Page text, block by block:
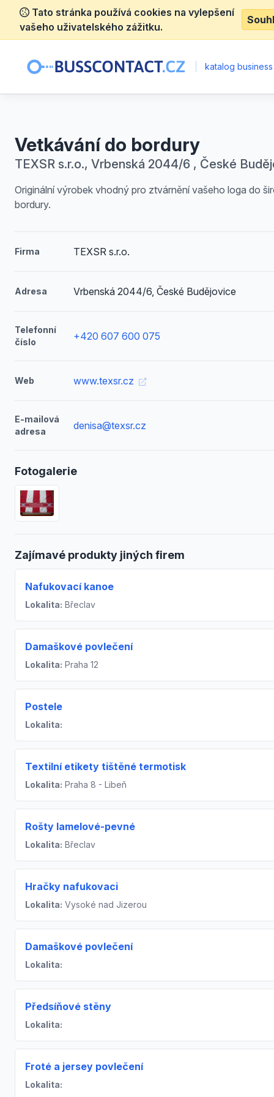
Tato stránka používá cookies na vylepšení
vašeho uživatelského zážitku.
katalog
Vetkávání do bordury
TEXSR s.r.o., Vrbenská 2044/6 , České
Originální výrobek vhodný pro ztvárnění vašeho loga do
bordury.
Firma TEXSR s.r.o.
Adresa Vrbenská 2044/6, České Budějovice
Telefonní
číslo
+420 607 600 075
Web www.texsr.cz
E-mailová
adresa
denisa@texsr.cz
Fotogalerie
Zajímavé produkty jiných firem
Nafukovací kanoe
Lokalita: Břeclav
Damaškové povlečení
Lokalita: Praha 12
Postele
Lokalita:
Textilní etikety tištěné termotisk
Lokalita: Praha 8 - Libeň
Rošty lamelové-pevné
Lokalita: Břeclav
Hračky nafukovaci
Lokalita: Vysoké nad Jizerou
Damaškové povlečení
Lokalita:
Předsíňové stěny
Lokalita:
Froté a jersey povlečení
Lokalita: